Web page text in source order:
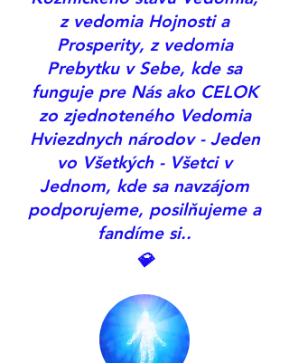
z vedomia Hojnosti a
Prosperity, z vedomia
Prebytku v Sebe, kde sa
funguje pre Nás ako CELOK
zo zjednoteného Vedomia
Hviezdnych národov - Jeden
vo Všetkých - Všetci v
Jednom, kde sa navzájom
podporujeme, posilňujeme a
fandíme si..
💎